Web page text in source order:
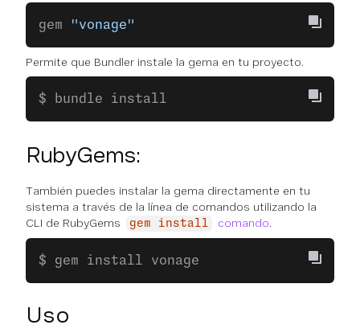
gem "vonage"
Permite que Bundler instale la gema en tu proyecto.
$ bundle install
RubyGems:
También puedes instalar la gema directamente en tu
sistema a través de la línea de comandos utilizando la
CLI de RubyGems
gem install comando.
$ gem install vonage
Uso